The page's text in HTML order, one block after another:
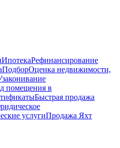
ИпотекаРефинансирование
ПодборОценка недвижимости,
помещения в
Быстрая продажа
услугиПродажа Яхт